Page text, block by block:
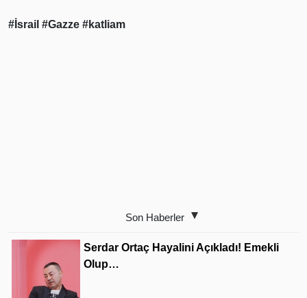
#İsrail #Gazze #katliam
Son Haberler
Serdar Ortaç Hayalini Açıkladı! Emekli
Olup…